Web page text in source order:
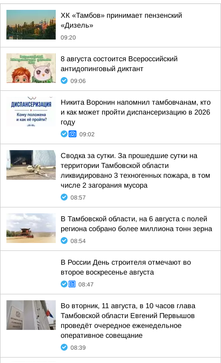
ХК «Тамбов» принимает пензенский
«Дизель»
09:20
8 августа состоится Всероссийский
антидопинговый диктант
09:06
Никита Воронин напомнил тамбовчанам, кто
и как может пройти диспансеризацию в 2026
году
09:02
Сводка за сутки. За прошедшие сутки на
территории Тамбовской области
ликвидировано 3 техногенных пожара, в том
числе 2 загорания мусора
08:57
В Тамбовской области, на 6 августа с полей
региона собрано более миллиона тонн зерна
08:54
В России День строителя отмечают во
второе воскресенье августа
08:47
Во вторник, 11 августа, в 10 часов глава
Тамбовской области Евгений Первышов
проведёт очередное еженедельное
оперативное совещание
08:39